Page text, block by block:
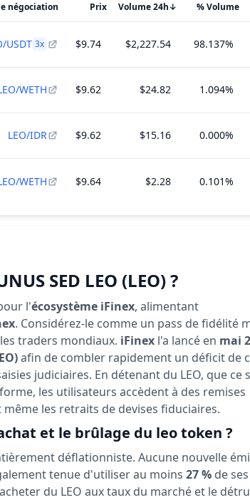
négociation Prix ↓
Volume 24h % Volume
USDT 3x $9.74 $2,227.54 98.137%
WETH $9.62 $24.82 1.094%
LEO/IDR $9.62 $15.16 0.000%
WETH $9.64 $2.28 0.101%
SED LEO (LEO) ?
l'écosystème iFinex, alimentant
. Considérez-le comme un pass de fidélité
traders mondiaux. iFinex l'a lancé en mai
afin de combler rapidement un déficit de
judiciaires. En détenant du LEO, que ce
les utilisateurs accèdent à des remises
les retraits de devises fiduciaires.
et le brûlage du leo token ?
déflationniste. Aucune nouvelle
tenue d'utiliser au moins 27 % de ses
du LEO aux taux du marché et le